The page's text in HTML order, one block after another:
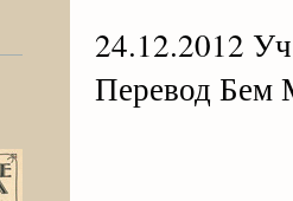
24.12.2012
Перевод Бем